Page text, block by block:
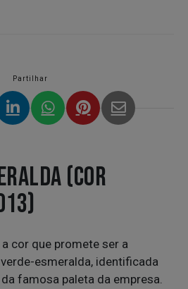
Partilhar
(COR
a cor que promete ser a
esmeralda, identificada
famosa paleta da empresa.